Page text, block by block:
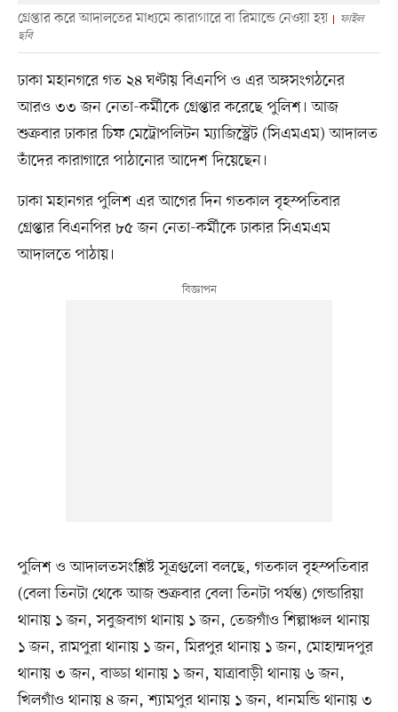
গ্রেপ্তার করে আদালতের মাধ্যমে কারাগারে বা রিমান্ডে নেওয়া হয়
ফাইল
ছবি
ঢাকা মহানগরে গত ২৪ ঘণ্টায় বিএনপি ও এর অঙ্গসংগঠনের
আরও ৩৩ জন নেতা-কর্মীকে গ্রেপ্তার করেছে পুলিশ। আজ
শুক্রবার ঢাকার চিফ মেট্রোপলিটন ম্যাজিস্ট্রেট (সিএমএম) আদালত
তাঁদের কারাগারে পাঠানোর আদেশ দিয়েছেন।
ঢাকা মহানগর পুলিশ এর আগের দিন গতকাল বৃহস্পতিবার
গ্রেপ্তার বিএনপির ৮৫ জন নেতা-কর্মীকে ঢাকার সিএমএম
আদালতে পাঠায়।
পুলিশ ও আদালতসংশ্লিষ্ট সূত্রগুলো বলছে, গতকাল বৃহস্পতিবার
(বেলা তিনটা থেকে আজ শুক্রবার বেলা তিনটা পর্যন্ত) গেন্ডারিয়া
থানায় ১ জন, সবুজবাগ থানায় ১ জন, তেজগাঁও শিল্পাঞ্চল থানায়
১ জন, রামপুরা থানায় ১ জন, মিরপুর থানায় ১ জন, মোহাম্মদপুর
থানায় ৩ জন, বাড্ডা থানায় ১ জন, যাত্রাবাড়ী থানায় ৬ জন,
খিলগাঁও থানায় ৪ জন, শ্যামপুর থানায় ১ জন, ধানমন্ডি থানায় ৩